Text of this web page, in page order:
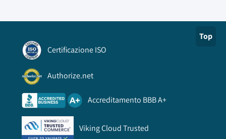
Top
Certificazione ISO
Authorize.net
Accreditamento BBB A+
Viking Cloud Trusted